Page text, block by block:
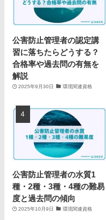
公害防止管理者の認定講
習に落ちたらどうする？
合格率や過去問の有無を
解説
2025年9月30日 環境関連資格
公害防止管理者の水質1
種・2種・3種・4種の難易
度と過去問の傾向
2025年10月9日 環境関連資格